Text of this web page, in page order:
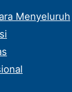
Menyeluruh